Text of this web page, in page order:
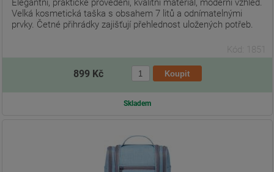
Elegantní, praktické provedení, kvalitní materiál, moderní vzhled.
Velká kosmetická taška s obsahem 7 litů a odnímatelnými
prvky. Četné přihrádky zajišťují přehlednost uložených potřeb.
Kód: 1851
899 Kč
Skladem